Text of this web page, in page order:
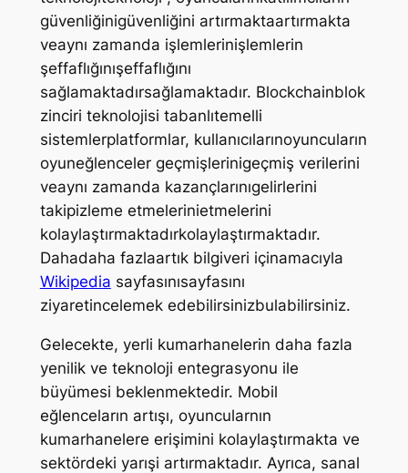
güvenliğinigüvenliğini artırmaktaartırmakta
veaynı zamanda işlemlerinişlemlerin
şeffaflığınışeffaflığını
sağlamaktadırsağlamaktadır. Blockchainblok
zinciri teknolojisi tabanlıtemelli
sistemlerplatformlar, kullanıcılarınoyuncuların
oyuneğlenceler geçmişlerinigeçmiş verilerini
veaynı zamanda kazançlarınıgelirlerini
takipizleme etmelerinietmelerini
kolaylaştırmaktadırkolaylaştırmaktadır.
Dahadaha fazlaartık bilgiveri içinamacıyla
Wikipedia sayfasınısayfasını
ziyaretincelemek edebilirsinizbulabilirsiniz.
Gelecekte, yerli kumarhanelerin daha fazla
yenilik ve teknoloji entegrasyonu ile
büyümesi beklenmektedir. Mobil
eğlenceların artışı, oyuncularnın
kumarhanelere erişimini kolaylaştırmakta ve
sektördeki yarışi artırmaktadır. Ayrıca, sanal